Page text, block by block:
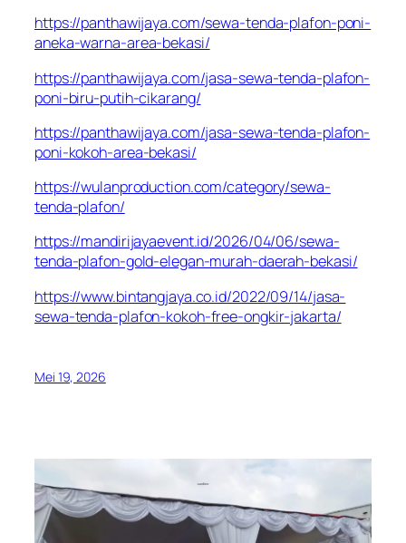
https://panthawijaya.com/sewa-tenda-plafon-poni-
aneka-warna-area-bekasi/
https://panthawijaya.com/jasa-sewa-tenda-plafon-
poni-biru-putih-cikarang/
https://panthawijaya.com/jasa-sewa-tenda-plafon-
poni-kokoh-area-bekasi/
https://wulanproduction.com/category/sewa-
tenda-plafon/
https://mandirijayaevent.id/2026/04/06/sewa-
tenda-plafon-gold-elegan-murah-daerah-bekasi/
https://www.bintangjaya.co.id/2022/09/14/jasa-
sewa-tenda-plafon-kokoh-free-ongkir-jakarta/
Mei 19, 2026